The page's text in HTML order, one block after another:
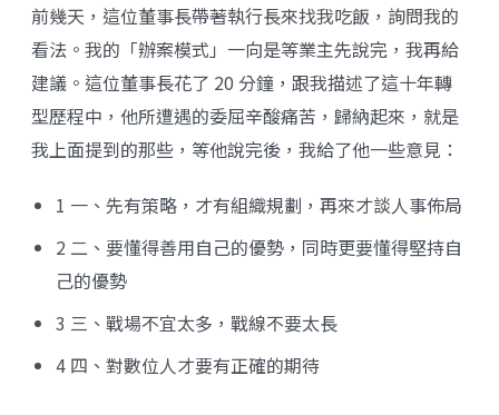
前幾天，這位董事長帶著執行長來找我吃飯，詢問我的
看法。我的「辦案模式」一向是等業主先說完，我再給
建議。這位董事長花了 20 分鐘，跟我描述了這十年轉
型歷程中，他所遭遇的委屈辛酸痛苦，歸納起來，就是
我上面提到的那些，等他說完後，我給了他一些意見：
1 一、先有策略，才有組織規劃，再來才談人事佈局
2 二、要懂得善用自己的優勢，同時更要懂得堅持自
己的優勢
3 三、戰場不宜太多，戰線不要太長
4 四、對數位人才要有正確的期待